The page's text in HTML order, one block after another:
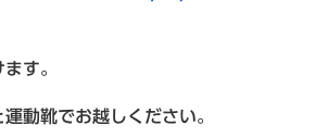
す。
動靴でお越しください。